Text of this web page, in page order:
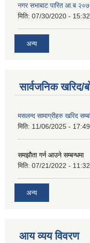
नगर सभाबाट पारित आ.ब
मिति: 07/30/2020 - 15:32
अन्य
सार्वजनिक
मसलन्द सामाग्रीहरु खरिद
मिति: 11/06/2025 - 17:49
समझौता गर्न आउने सम्बन्धमा
मिति: 07/21/2022 - 11:32
अन्य
आय व्यय विवरण